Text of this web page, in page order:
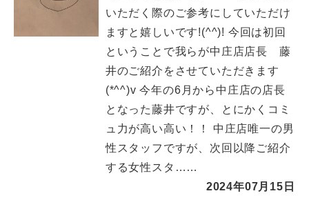
いただく際のご参考にしていただけ
ますと嬉しいです!(^^)! 今回は初回
ということで我らが中庄店店長 藤
井のご紹介をさせていただきます
(*^^)v 今年の6月から中庄店の店長
となった藤井ですが、とにかくコミ
ュ力が高い高い！！ 中庄店唯一の男
性スタッフですが、次回以降ご紹介
する女性スタ……
2024年07月15日